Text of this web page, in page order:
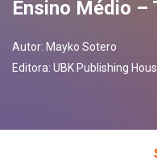
Ensino Médio –
Autor: Mayko Sotero
Editora: UBK Publishing